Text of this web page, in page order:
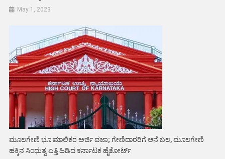
May 1, 2023
ಮೂಲಗೇಣಿ ಭೂ ಮಾಲಿಕರ ಅರ್ಜಿ ವಜಾ; ಗೇಣಿದಾರರಿಗೆ ಆನೆ ಬಲ, ಮೂಲಗೇಣಿ
ಹಕ್ಕಿನ ಸಿಂಧುತ್ವ ಎತ್ತಿ ಹಿಡಿದ ಕರ್ನಾಟಕ ಹೈಕೋರ್ಟ್‌